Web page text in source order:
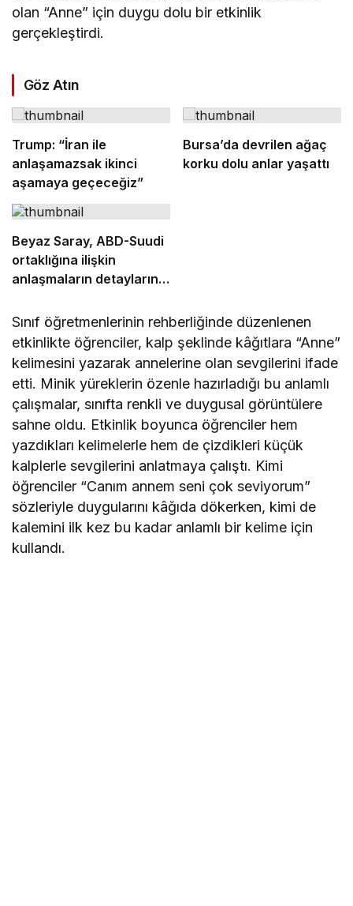
olan “Anne” için duygu dolu bir etkinlik
gerçekleştirdi.
Göz Atın
Trump: “İran ile
anlaşamazsak ikinci
aşamaya geçeceğiz”
Bursa’da devrilen ağaç
korku dolu anlar yaşattı
Beyaz Saray, ABD-Suudi
ortaklığına ilişkin
anlaşmaların detaylarını
Sınıf öğretmenlerinin rehberliğinde düzenlenen
etkinlikte öğrenciler, kalp şeklinde kâğıtlara “Anne”
kelimesini yazarak annelerine olan sevgilerini ifade
etti. Minik yüreklerin özenle hazırladığı bu anlamlı
çalışmalar, sınıfta renkli ve duygusal görüntülere
sahne oldu. Etkinlik boyunca öğrenciler hem
yazdıkları kelimelerle hem de çizdikleri küçük
kalplerle sevgilerini anlatmaya çalıştı. Kimi
öğrenciler “Canım annem seni çok seviyorum”
sözleriyle duygularını kâğıda dökerken, kimi de
kalemini ilk kez bu kadar anlamlı bir kelime için
kullandı.